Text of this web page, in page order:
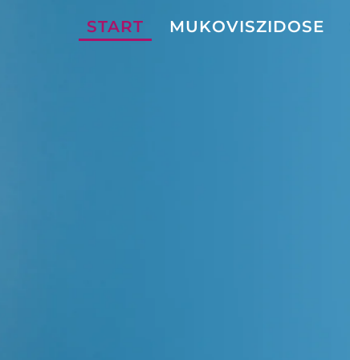
START MUKOVISZIDOSE